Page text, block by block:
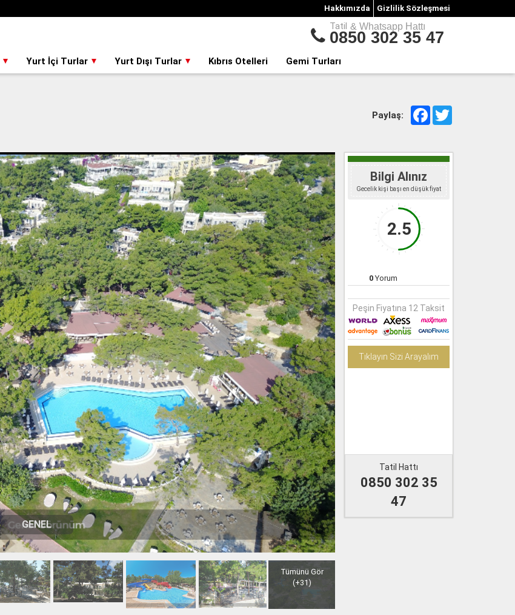
Gizlilik Sözleşmesi
Hakkımızda
Tatil & Whatsapp Hattı
0850 302 35 47
Yurt İçi Turlar Yurt Dışı Turlar Kıbrıs Otelleri Gemi Turları
Paylaş: Facebook
GENEL
Tümünü Gör
(+31)
Bilgi Alınız
Gecelik kişi başı en düşük fiyat
2.5
0Yorum
Peşin Fiyatına 12 Taksit
Tıklayın Sizi Arayalım
Tatil Hattı
0850 302 35
47